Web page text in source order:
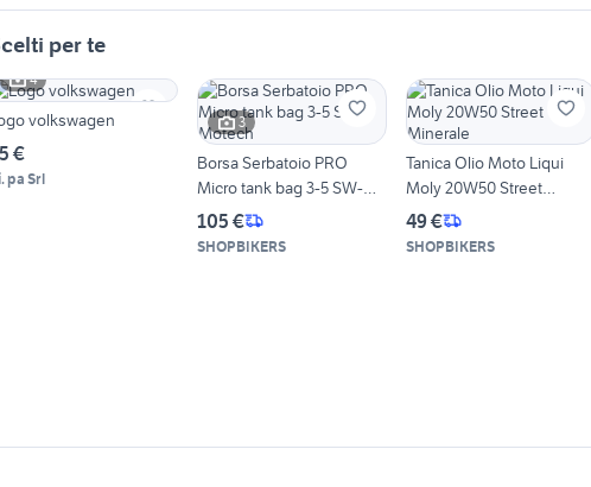
per te
4
volkswagen
€
pa Srl
3
Borsa Serbatoio PRO
Micro tank bag 3-5 SW-
Motech
105 €
SHOPBIKERS
Tanica Olio Moto Liqui
Moly 20W50 Street
Minerale
49 €
SHOPBIKERS